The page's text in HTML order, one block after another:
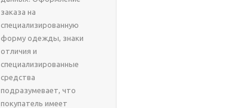
заказа на
специализированную
форму одежды, знаки
отличия и
специализированные
средства
подразумевает, что
покупатель имеет